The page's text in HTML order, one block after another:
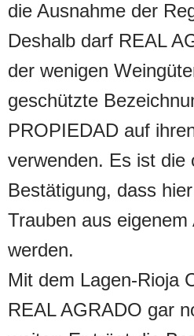
die Ausnahme der
Deshalb darf REAL
der wenigen
geschützte
PROPIEDAD auf
verwenden. Es ist die
Bestätigung, dass
Trauben aus
werden.
Mit dem Lagen-Rioja
REAL AGRADO gar